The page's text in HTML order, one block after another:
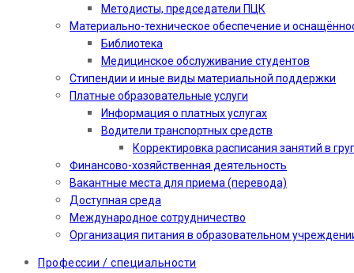
Методисты, председатели ПЦК
Материально-техническое обеспечение и
Библиотека
Медицинское обслуживание студентов
Стипендии и иные виды материальной поддержки
Платные образовательные услуги
Информация о платных услугах
Водители транспортных средств
Корректировка расписания занятий в
Финансово-хозяйственная деятельность
Вакантные места для приема (перевода)
Доступная среда
Международное сотрудничество
Организация питания в образовательном
Профессии / специальности